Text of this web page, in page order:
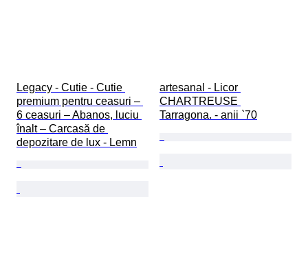
Legacy - Cutie - Cutie
premium pentru ceasuri –
6 ceasuri – Abanos, luciu
înalt – Carcasă de
depozitare de lux - Lemn
artesanal - Licor
CHARTREUSE
Tarragona. - anii `70